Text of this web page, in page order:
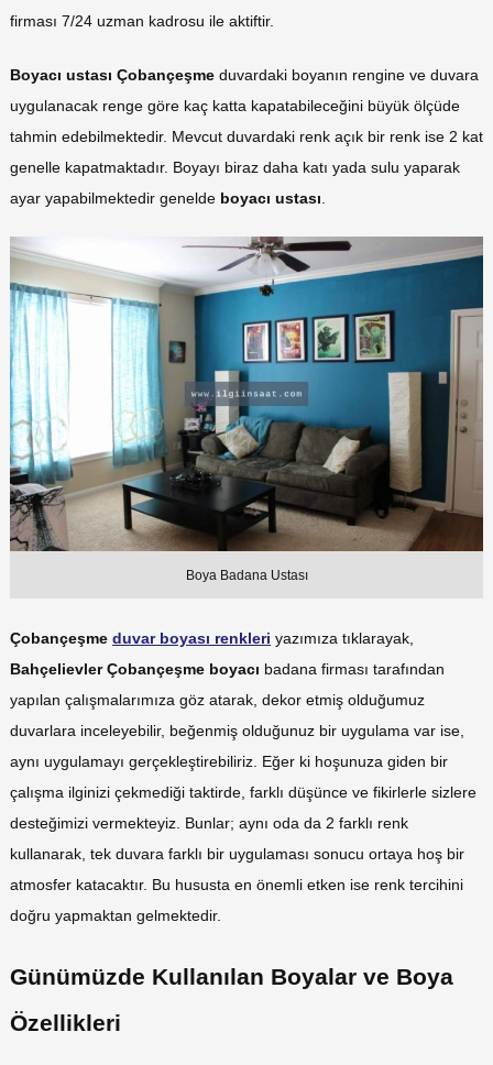
firması 7/24 uzman kadrosu ile aktiftir.
Boyacı ustası Çobançeşme duvardaki boyanın rengine ve duvara
uygulanacak renge göre kaç katta kapatabileceğini büyük ölçüde
tahmin edebilmektedir. Mevcut duvardaki renk açık bir renk ise 2 kat
genelle kapatmaktadır. Boyayı biraz daha katı yada sulu yaparak
ayar yapabilmektedir genelde boyacı ustası
Boya Badana Ustası
Çobançeşme duvar boyası renkleri yazımıza tıklarayak,
Bahçelievler Çobançeşme boyacı badana firması tarafından
yapılan çalışmalarımıza göz atarak, dekor etmiş olduğumuz
duvarlara inceleyebilir, beğenmiş olduğunuz bir uygulama var ise,
aynı uygulamayı gerçekleştirebiliriz. Eğer ki hoşunuza giden bir
çalışma ilginizi çekmediği taktirde, farklı düşünce ve fikirlerle sizlere
desteğimizi vermekteyiz. Bunlar; aynı oda da 2 farklı renk
kullanarak, tek duvara farklı bir uygulaması sonucu ortaya hoş bir
atmosfer katacaktır. Bu hususta en önemli etken ise renk tercihini
doğru yapmaktan gelmektedir.
Günümüzde Kullanılan Boyalar ve Boya
Özellikleri